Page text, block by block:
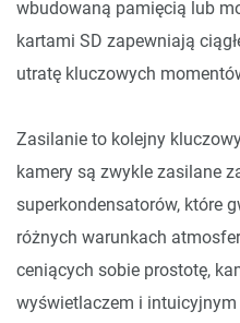
wbudowaną pamięcią lub
kartami SD zapewniają
utratę kluczowych
Zasilanie to kolejny
kamery są zwykle zasilane
superkondensatorów, które
różnych warunkach
ceniących sobie prostotę,
wyświetlaczem i